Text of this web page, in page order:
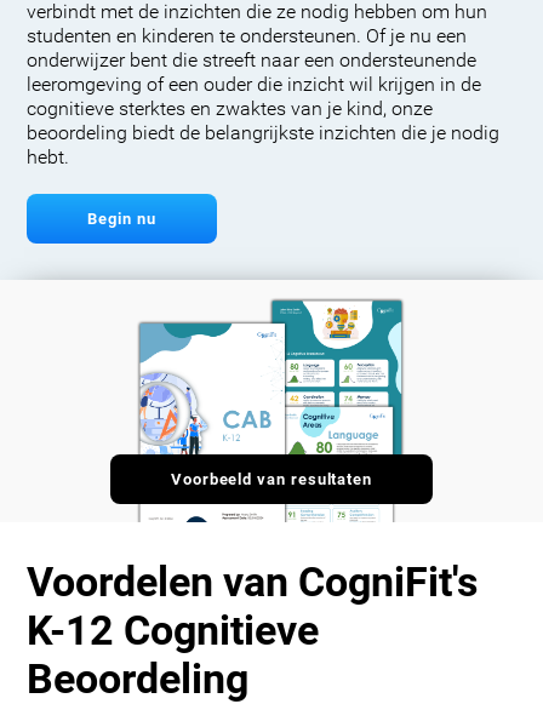
verbindt met de inzichten die ze nodig hebben om hun
studenten en kinderen te ondersteunen. Of je nu een
onderwijzer bent die streeft naar een ondersteunende
leeromgeving of een ouder die inzicht wil krijgen in de
cognitieve sterktes en zwaktes van je kind, onze
beoordeling biedt de belangrijkste inzichten die je nodig
hebt.
Begin nu
Voordelen van CogniFit's
K-12 Cognitieve
Beoordeling
Voorbeeld van resultaten